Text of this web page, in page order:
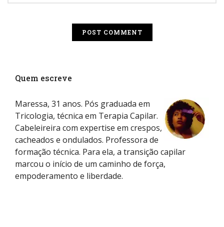
Quem escreve
Maressa, 31 anos. Pós graduada em
Tricologia, técnica em Terapia Capilar.
Cabeleireira com expertise em crespos,
cacheados e ondulados. Professora de
formação técnica. Para ela, a transição capilar
marcou o início de um caminho de força,
empoderamento e liberdade.